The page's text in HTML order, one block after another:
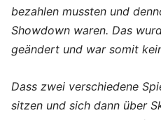
bezahlen mussten und
Showdown waren. Das
geändert und war somit
Dass zwei verschiedene
sitzen und sich dann über